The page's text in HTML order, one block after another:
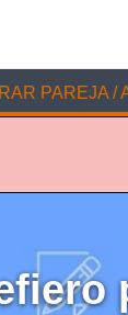
PAREJA /